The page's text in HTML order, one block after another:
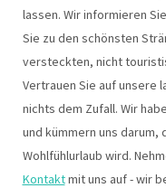
lassen. Wir informieren
Sie zu den schönsten
versteckten, nicht
Vertrauen Sie auf unsere
nichts dem Zufall. Wir
und kümmern uns darum,
Wohlfühlurlaub wird.
Kontaktmit uns auf - wir